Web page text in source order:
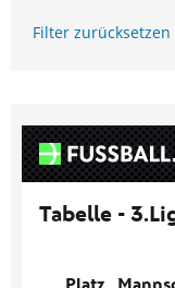
Filter zurücksetzen